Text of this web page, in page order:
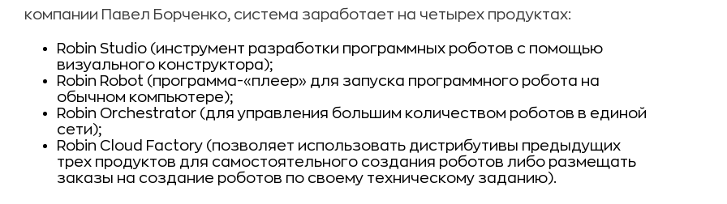
компании Павел Борченко, система заработает на четырех продуктах:
Robin Studio (инструмент разработки программных роботов с помощью
визуального конструктора);
Robin Robot (программа-«плеер» для запуска программного робота на
обычном компьютере);
Robin Orchestrator (для управления большим количеством роботов в единой
сети);
Robin Cloud Factory (позволяет использовать дистрибутивы предыдущих
трех продуктов для самостоятельного создания роботов либо размещать
заказы на создание роботов по своему техническому заданию).